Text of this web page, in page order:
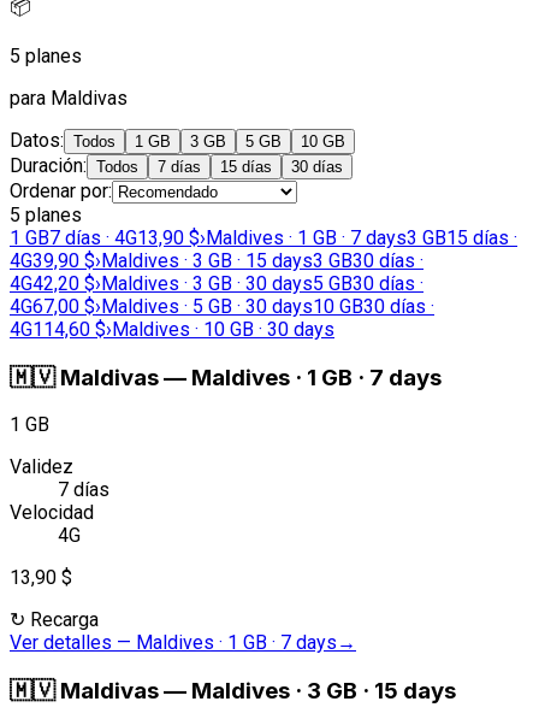
📦
5 planes
para Maldivas
Datos: Todos 1 GB 3 GB 5 GB 10 GB
Duración: Todos 7 días 15 días 30 días
Ordenar por:
5 planes
1 GB7 días · 4G13,90 $›Maldives · 1 GB · 7 days3 GB15 días ·
4G39,90 $›Maldives · 3 GB · 15 days3 GB30 días ·
4G42,20 $›Maldives · 3 GB · 30 days5 GB30 días ·
4G67,00 $›Maldives · 5 GB · 30 days10 GB30 días ·
4G114,60 $›Maldives · 10 GB · 30 days
🇲🇻 Maldivas— Maldives · 1 GB · 7 days
1 GB
Validez
7 días
Velocidad
4G
13,90 $
↻ Recarga
Ver detalles — Maldives · 1 GB · 7 days →
🇲🇻 Maldivas— Maldives · 3 GB · 15 days